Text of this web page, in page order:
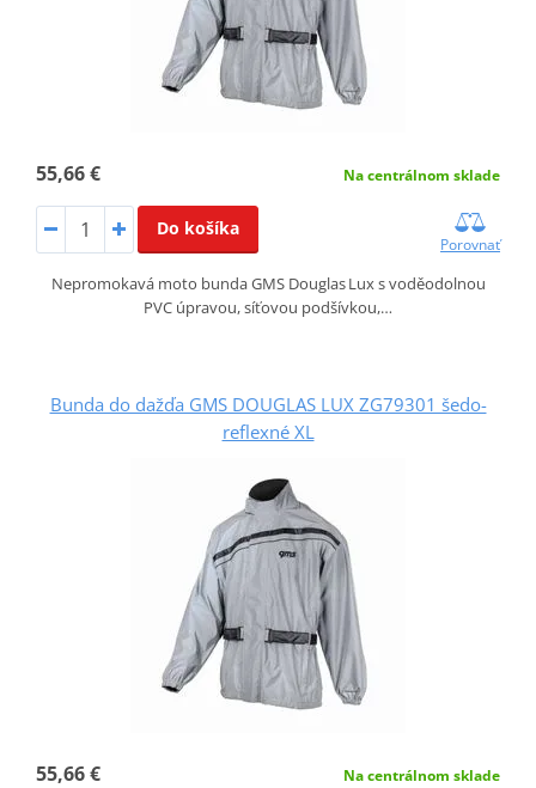
55,66 € Na centrálnom sklade
Do košíka
Porovnať
Nepromokavá moto bunda GMS Douglas Lux s voděodolnou
PVC úpravou, síťovou podšívkou,…
Bunda do dažďa GMS DOUGLAS LUX ZG79301 šedo-
reflexné XL
55,66 € Na centrálnom sklade